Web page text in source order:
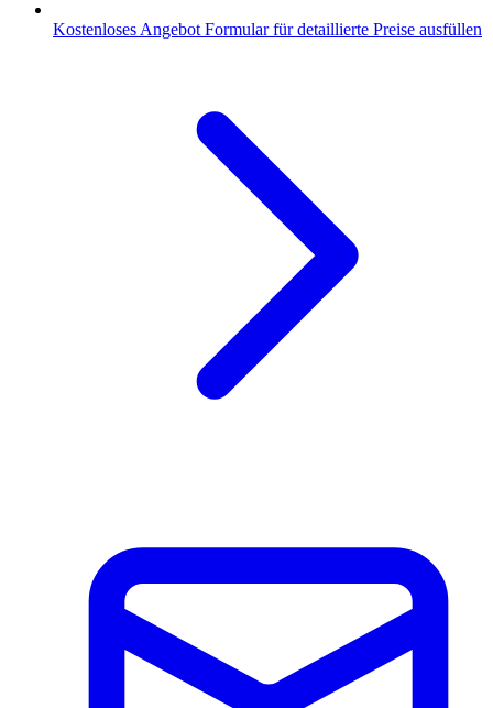
Kostenloses Angebot Formular für detaillierte Preise ausfüllen